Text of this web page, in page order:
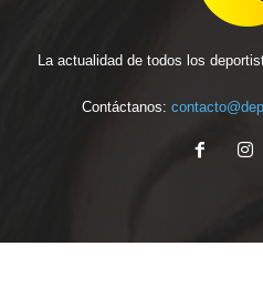
La actualidad de todos los
Contáctanos: